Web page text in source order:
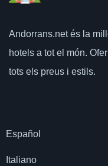
Andorrans.netés la
hotels a tot el món.
tots els preus i estils.
Español
Italiano